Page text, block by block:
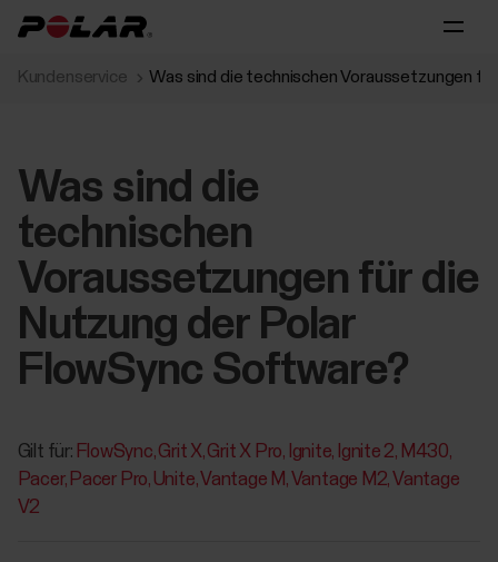
Kundenservice Was sind die technischen Voraussetzungen
Was sind die
technischen
Voraussetzungen für die
Nutzung der Polar
FlowSync Software?
Gilt für: FlowSync Grit X Grit X Pro Ignite Ignite 2 M430
Pacer Pacer Pro Unite Vantage M Vantage M2 Vantage
V2